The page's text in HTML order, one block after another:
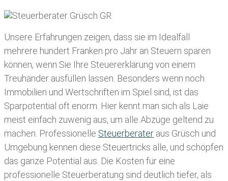
Unsere Erfahrungen zeigen, dass sie im Idealfall
mehrere hundert Franken pro Jahr an Steuern sparen
können, wenn Sie Ihre Steuererklärung von einem
Treuhänder ausfüllen lassen . Besonders wenn noch
Immobilien und Wertschriften im Spiel sind, ist das
Sparpotential oft enorm. Hier kennt man sich als Laie
meist einfach zuwenig aus, um alle Abzüge geltend zu
machen. Professionelle Steuerberater aus Grüsch und
Umgebung kennen diese Steuertricks alle, und schöpfen
das ganze Potential aus. Die Kosten für eine
professionelle Steuerberatung sind deutlich tiefer, als